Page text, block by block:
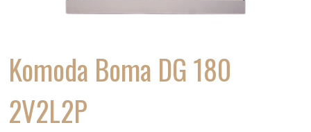
Komoda Boma DG 180
2V2L2P